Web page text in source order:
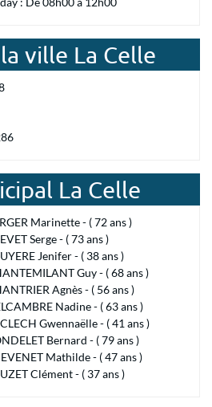
ville La Celle
La Celle
Marinette - ( 72 ans )
Serge - ( 73 ans )
Jenifer - ( 38 ans )
Guy - ( 68 ans )
Agnès - ( 56 ans )
Nadine - ( 63 ans )
Gwennaëlle - ( 41 ans )
Bernard - ( 79 ans )
Mathilde - ( 47 ans )
Clément - ( 37 ans )